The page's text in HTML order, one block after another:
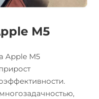
M5
Apple M5